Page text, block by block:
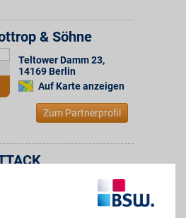
& Söhne
Teltower Damm 23,
14169 Berlin
Auf Karte anzeigen
Zum Partnerprofil
Liebhaber von zwei
Rädern mit Motor finden
bei Scooter Attack alles,